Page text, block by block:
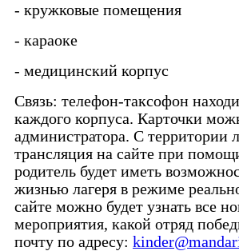
- кружковые помещения
- караоке
- медицинский корпус
Связь: телефон-таксофон
каждого корпуса. Карточки
администратора. C территории
трансляция на сайте при
родитель будет иметь
жизнью лагеря в режиме
сайте можно будет узнать все
мероприятия, какой отряд
почту по адресу: